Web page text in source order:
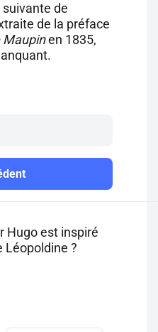
de
de la préface
Maupinen 1835,
Hugo est inspiré
Léopoldine ?